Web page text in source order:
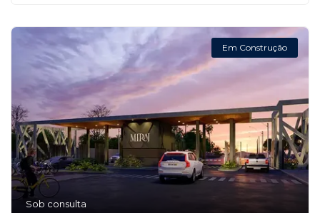
Em Construção
Sob consulta